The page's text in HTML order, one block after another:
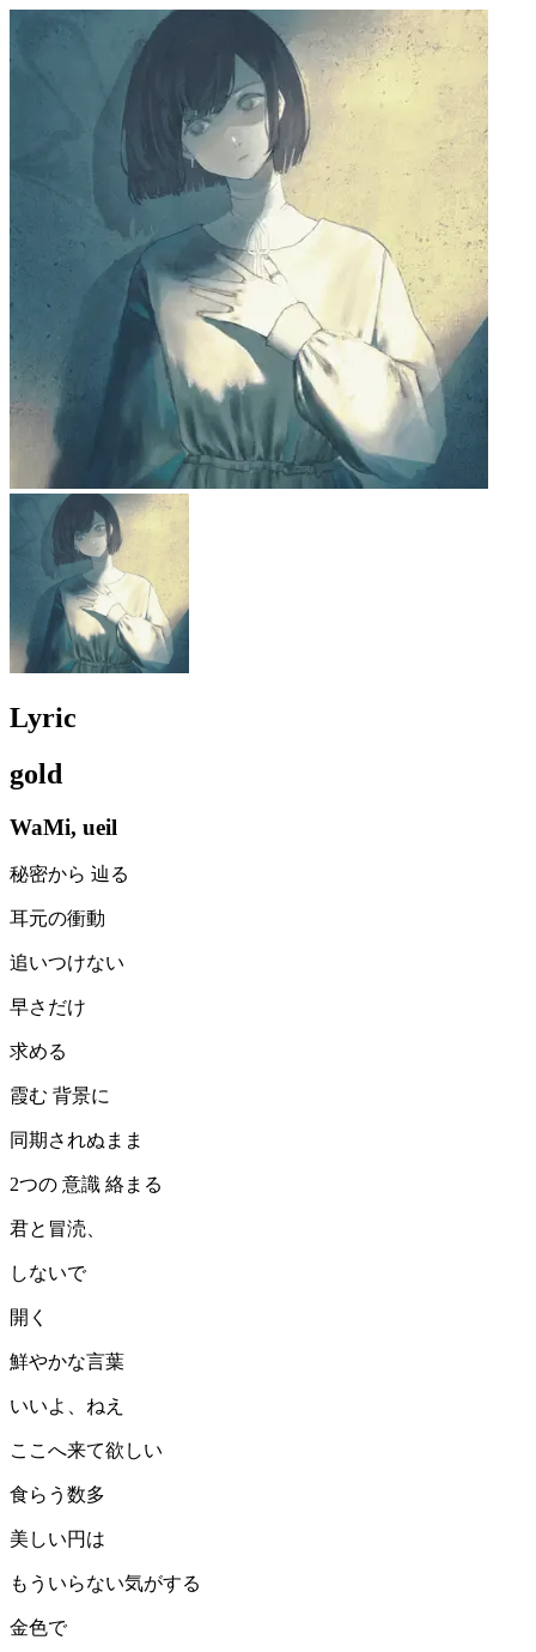
Lyric
gold
WaMi, ueil
秘密から 辿る
耳元の衝動
追いつけない
早さだけ
求める
霞む 背景に
同期されぬまま
2つの 意識 絡まる
君と冒涜、
しないで
開く
鮮やかな言葉
いいよ、ねえ
ここへ来て欲しい
食らう数多
美しい円は
もういらない気がする
金色で